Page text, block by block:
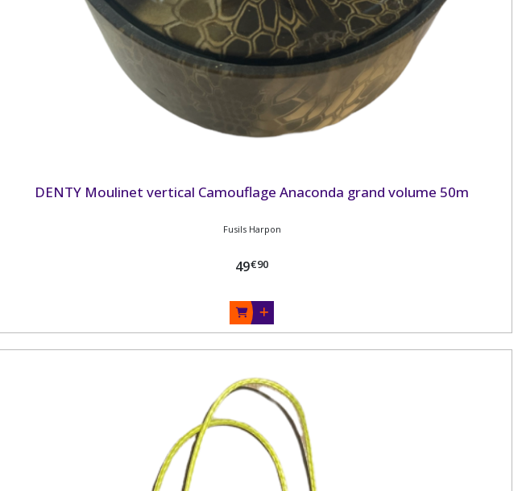
DENTY Moulinet vertical Camouflage Anaconda grand volume 50m
Fusils Harpon
49€90